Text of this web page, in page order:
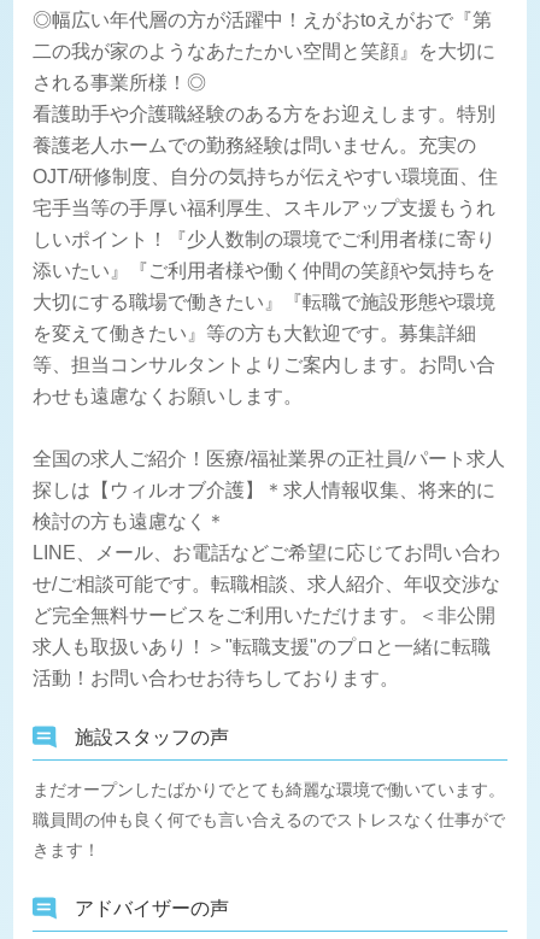
◎幅広い年代層の方が活躍中！えがおtoえがおで『第
二の我が家のようなあたたかい空間と笑顔』を大切に
される事業所様！◎
看護助手や介護職経験のある方をお迎えします。特別
養護老人ホームでの勤務経験は問いません。充実の
OJT/研修制度、自分の気持ちが伝えやすい環境面、住
宅手当等の手厚い福利厚生、スキルアップ支援もうれ
しいポイント！『少人数制の環境でご利用者様に寄り
添いたい』『ご利用者様や働く仲間の笑顔や気持ちを
大切にする職場で働きたい』『転職で施設形態や環境
を変えて働きたい』等の方も大歓迎です。募集詳細
等、担当コンサルタントよりご案内します。お問い合
わせも遠慮なくお願いします。
全国の求人ご紹介！医療/福祉業界の正社員/パート求人
探しは【ウィルオブ介護】＊求人情報収集、将来的に
検討の方も遠慮なく＊
LINE、メール、お電話などご希望に応じてお問い合わ
せ/ご相談可能です。転職相談、求人紹介、年収交渉な
ど完全無料サービスをご利用いただけます。＜非公開
求人も取扱いあり！＞"転職支援"のプロと一緒に転職
活動！お問い合わせお待ちしております。
施設スタッフの声
まだオープンしたばかりでとても綺麗な環境で働いています。
職員間の仲も良く何でも言い合えるのでストレスなく仕事がで
きます！
アドバイザーの声